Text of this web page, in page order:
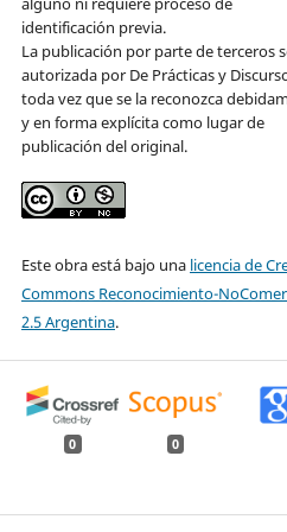
identificación previa.
La publicación por parte de terceros
autorizada por De Prácticas y
toda vez que se la reconozca
y en forma explícita como lugar de
publicación del original.
Este obra está bajo una licencia de
Commons Reconocimiento-
2.5 Argentina.
0 0